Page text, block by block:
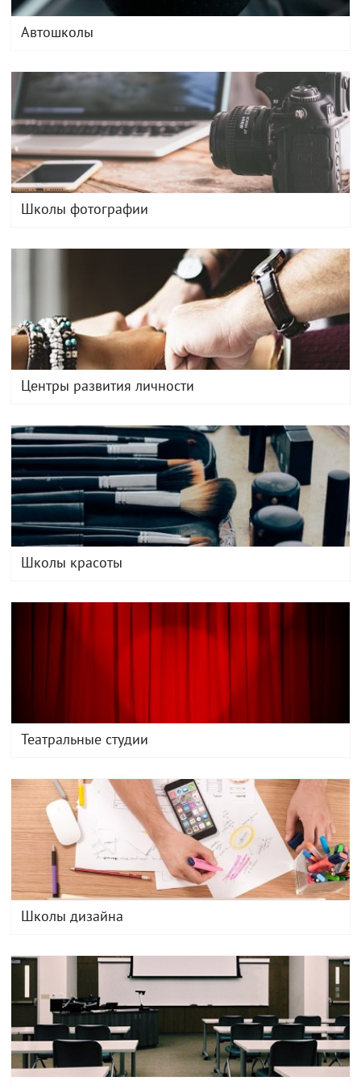
Автошколы
Школы фотографии
Центры развития личности
Школы красоты
Театральные студии
Школы дизайна